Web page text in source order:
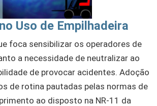
Uso de Empilhadeira
foca sensibilizar os operadores de
a necessidade de neutralizar ao
de provocar acidentes. Adoção
de rotina pautadas pelas normas de
ao disposto na NR-11 da